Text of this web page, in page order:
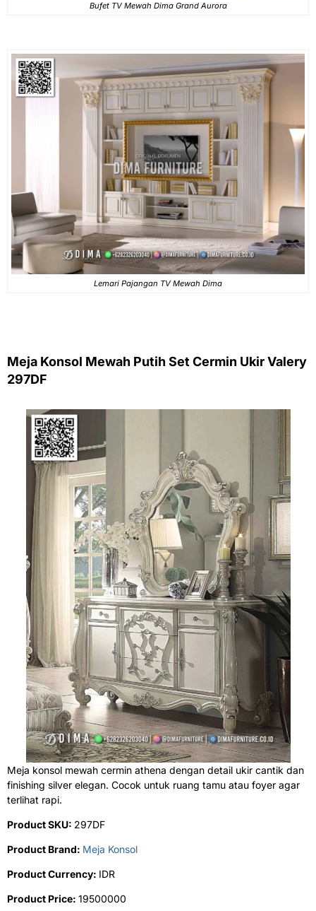
Bufet TV Mewah Dima Grand Aurora
Lemari Pajangan TV Mewah Dima
Meja Konsol Mewah Putih Set Cermin Ukir Valery
297DF
Meja konsol mewah cermin athena dengan detail ukir cantik dan
finishing silver elegan. Cocok untuk ruang tamu atau foyer agar
terlihat rapi.
Product SKU: 297DF
Product Brand: Meja Konsol
Product Currency: IDR
Product Price: 19500000